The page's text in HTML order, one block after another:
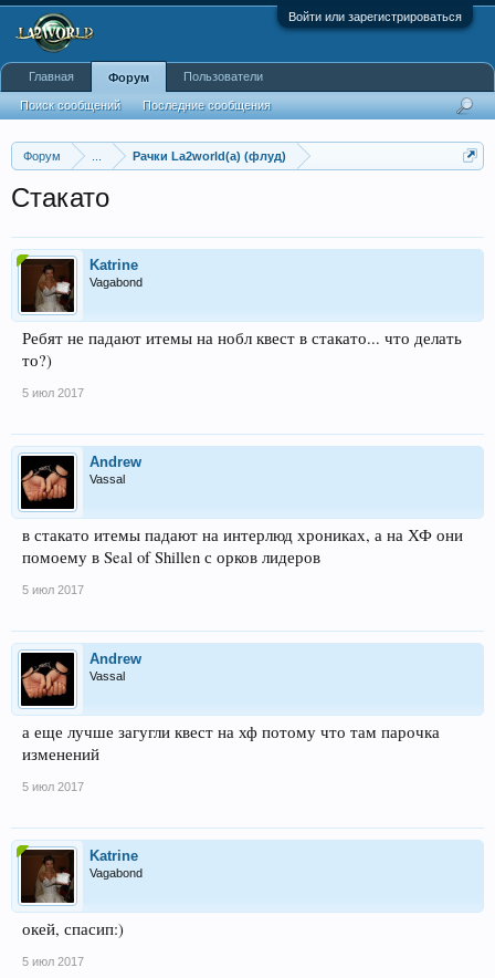
Войти или зарегистрироваться
Форум Рачки La2world(a) (флуд)
Стакато
Katrine
Vagabond
Ребят не падают итемы на нобл квест в стакато... что делать
то?)
5 июл 2017
Andrew
Vassal
в стакато итемы падают на интерлюд хрониках, а на ХФ они
помоему в Seal of Shillen с орков лидеров
5 июл 2017
Andrew
Vassal
а еще лучше загугли квест на хф потому что там парочка
изменений
5 июл 2017
Katrine
Vagabond
окей, спасип:)
5 июл 2017
Главная Форум
Поиск сообщений Последние сообщения
Пользователи